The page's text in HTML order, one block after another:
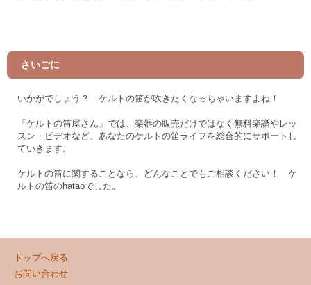
さいごに
いかがでしょう？ ケルトの笛が吹きたくなっちゃいますよね！
「ケルトの笛屋さん」 では、楽器の販売だけではなく無料楽譜やレッ
スン・ビデオなど、あなたのケルトの笛ライフを総合的にサポートし
ていきます。
ケルトの笛に関することなら、どんなことでもご相談ください！ ケ
ルトの笛のhataoでした。
トップへ戻る
お問い合わせ